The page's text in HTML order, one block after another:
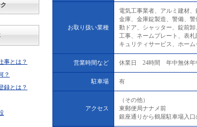
お取り扱い業種
電気工事業者、アルミ建材
金庫、金庫錠製造、警備、
動ドア、シャッター、錠前
工事、ネームプレート、表
キュリティサービス、ホー
営業時間など 休業日 24時間 年中無休年
駐車場 有
アクセス
（その他）
東郵便局ナナメ前
銀座通りから鶴屋駐車場入口
事とは？
？
録とは？